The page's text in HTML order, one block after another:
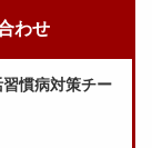
わせ
慣病対策チー